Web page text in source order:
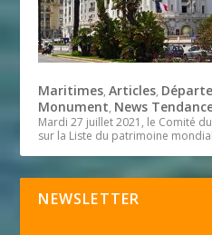
Maritimes,Articles,
Monument, News
Mardi 27 juillet 2021, le Comité
sur la Liste du patrimoine mondial
NEWSLETTER